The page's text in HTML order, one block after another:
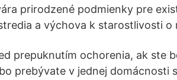
prirodzené podmienky pre
a výchova k starostlivosti o
prepuknutím ochorenia, ak ste
prebývate v jednej domácnosti